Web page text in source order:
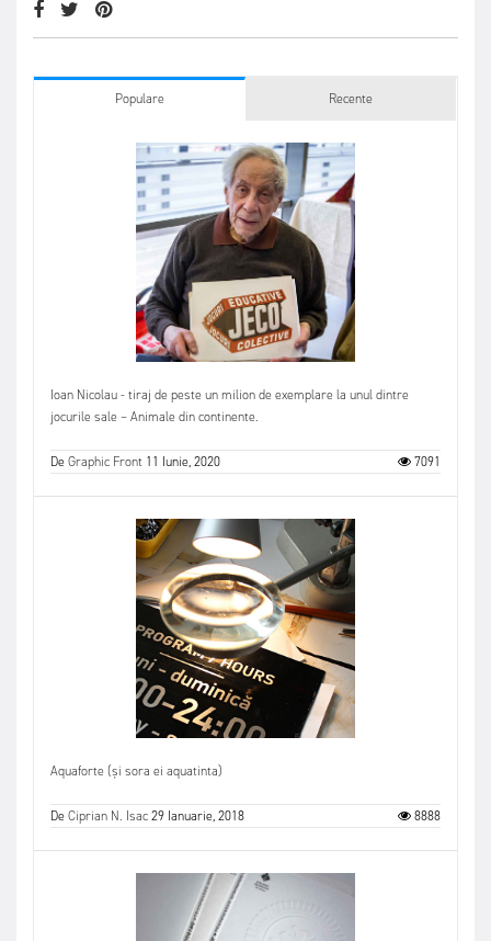
Populare Recente
Ioan Nicolau - tiraj de peste un milion de exemplare la unul dintre
jocurile sale – Animale din continente.
DeGraphic Front 11 Iunie, 2020 7091
Aquaforte (și sora ei aquatinta)
DeCiprian N. Isac29 Ianuarie, 2018 8888